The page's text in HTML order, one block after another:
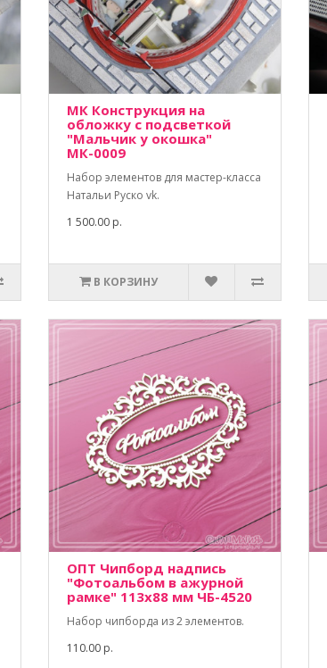
МК Конструкция на
обложку с подсветкой
"Мальчик у окошка"
МК-0009
Набор элементов для мастер-класса
Натальи Руско vk.
1 500.00 р.
В КОРЗИНУ
ОПТ Чипборд надпись
"Фотоальбом в ажурной
рамке" 113х88 мм ЧБ-4520
Набор чипборда из 2 элементов.
110.00 р.